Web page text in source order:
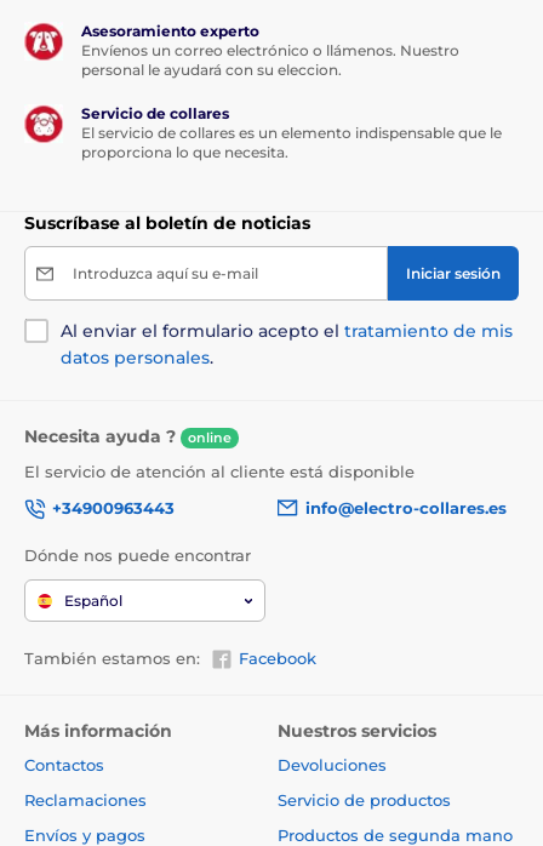
Asesoramiento experto
Envíenos un correo electrónico o llámenos. Nuestro
personal le ayudará con su eleccion.
Servicio de collares
El servicio de collares es un elemento indispensable que le
proporciona lo que necesita.
Suscríbase al boletín de noticias
Introduzca aquí su e-mail Iniciar sesión
Al enviar el formulario acepto el tratamiento de mis
datos personales.
Necesita ayuda ? online
El servicio de atención al cliente está disponible
+34900963443
info@electro-collares.es
Dónde nos puede encontrar
Español
También estamos en: Facebook
Más información
Contactos
Reclamaciones
Envíos y pagos
Nuestros servicios
Devoluciones
Servicio de productos
Productos de segunda mano